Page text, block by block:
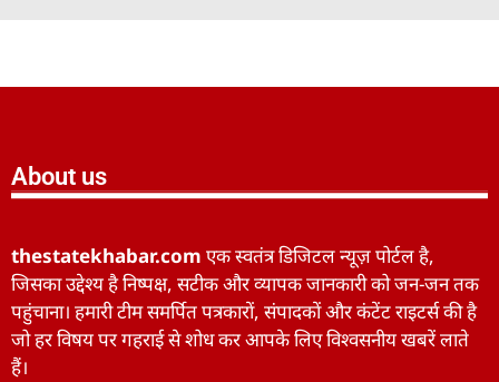
About us
thestatekhabar.com एक स्वतंत्र डिजिटल न्यूज़ पोर्टल है,
जिसका उद्देश्य है निष्पक्ष, सटीक और व्यापक जानकारी को जन-जन तक
पहुंचाना। हमारी टीम समर्पित पत्रकारों, संपादकों और कंटेंट राइटर्स की है
जो हर विषय पर गहराई से शोध कर आपके लिए विश्वसनीय खबरें लाते
हैं।